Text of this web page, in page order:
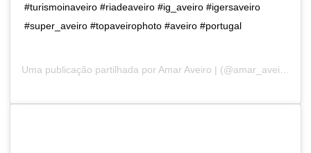
#turismoinaveiro #riadeaveiro #ig_aveiro #igersaveiro
#super_aveiro #topaveirophoto #aveiro #portugal
Uma publicação partilhada por Amar Aveiro | (@amar_aveiro) a18 de Fev, 2019 às 12:06 PST